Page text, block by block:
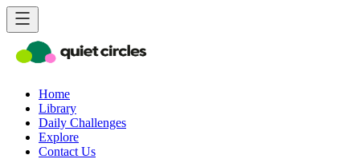
Home
Library
Daily Challenges
Explore
Contact Us